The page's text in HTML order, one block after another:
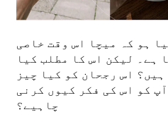
ہو کہ میچا اس وقت خاصی
ہے۔ لیکن اس کا مطلب کیا
اس رجحان کو کیا چیز
کو اس کی فکر کیوں کرنی
چاہیے؟